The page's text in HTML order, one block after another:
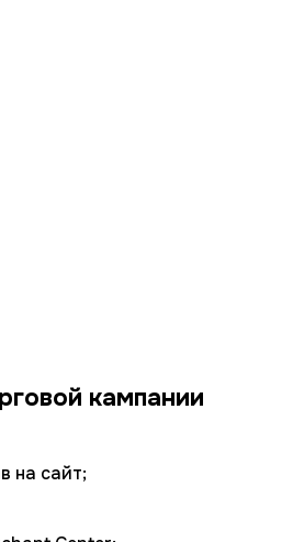
кампании
на сайт;